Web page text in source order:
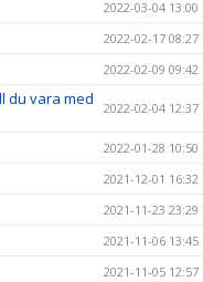
2022-03-04 13:00
2022-02-17 08:27
2022-02-09 09:42
du vara med
2022-02-04 12:37
2022-01-28 10:50
2021-12-01 16:32
2021-11-23 23:29
2021-11-06 13:45
2021-11-05 12:57